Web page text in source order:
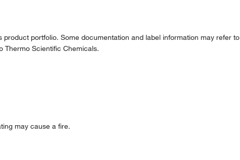
portfolio. Some documentation and label information may refer
Thermo Scientific Chemicals.
may cause a fire.